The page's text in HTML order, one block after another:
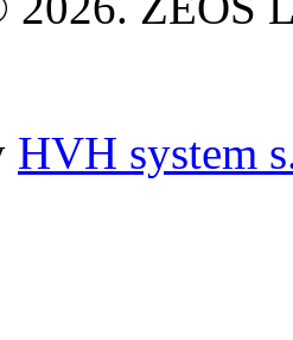
HVH system